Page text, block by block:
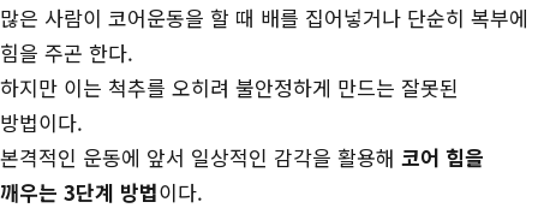
많은 사람이 코어운동을 할 때 배를 집어넣거나 단순히 복부에
힘을 주곤 한다.
하지만 이는 척추를 오히려 불안정하게 만드는 잘못된
방법이다.
본격적인 운동에 앞서 일상적인 감각을 활용해 코어 힘을
깨우는 3단계 방법이다.